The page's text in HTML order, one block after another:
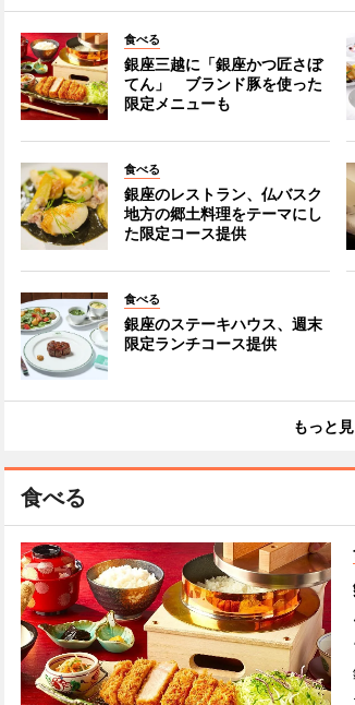
食べる
銀座三越に「銀座かつ匠さぼ
てん」 ブランド豚を使った
限定メニューも
食べる
銀座のレストラン、仏バスク
地方の郷土料理をテーマにし
た限定コース提供
食べる
銀座のステーキハウス、週末
限定ランチコース提供
もっと
食べる